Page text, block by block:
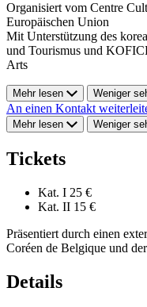
Organisiert vom Centre
Europäischen Union
Mit Unterstützung des
und Tourismus und
Arts
Mehr lesen Weniger
An einen Kontakt
Mehr lesen Weniger
Tickets
Kat. I 25 €
Kat. II 15 €
Präsentiert durch einen
Coréen de Belgique und
Details